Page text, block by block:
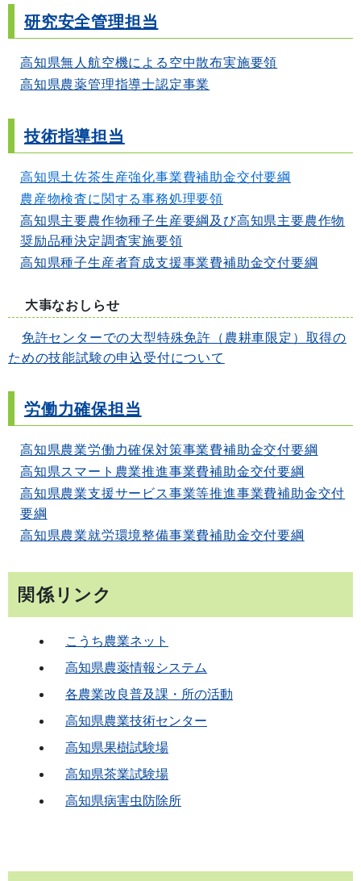
研究安全管理担当
高知県無人航空機による空中散布実施要領
高知県農薬管理指導士認定事業
技術指導担当
高知県土佐茶生産強化事業費補助金交付要綱
農産物検査に関する事務処理要領
高知県主要農作物種子生産要綱及び高知県主要農作物
奨励品種決定調査実施要領
高知県種子生産者育成支援事業費補助金交付要綱
大事なおしらせ
免許センターでの大型特殊免許（農耕車限定）取得の
ための技能試験の申込受付について
労働力確保担当
高知県農業労働力確保対策事業費補助金交付要綱
高知県スマート農業推進事業費補助金交付要綱
高知県農業支援サービス事業等推進事業費補助金交付
要綱
高知県農業就労環境整備事業費補助金交付要綱
関係リンク
こうち農業ネット
高知県農薬情報システム
各農業改良普及課・所の活動
高知県農業技術センター
高知県果樹試験場
高知県茶業試験場
高知県病害虫防除所